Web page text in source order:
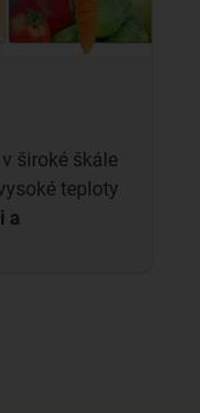
široké škále
teploty
a